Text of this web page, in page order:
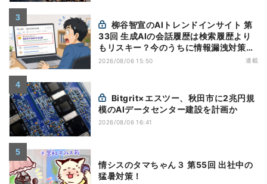
33回 生成AIの会話履歴は検索履歴より
もリスキー？今のうちに情報漏洩対策を
万全にしておこう
2026/08/06 15:50 連載
模のAIデータセンター建設を計画か
2026/08/06 16:41
情シスのタマちゃん３ 第55回 出社中の
猛暑対策！